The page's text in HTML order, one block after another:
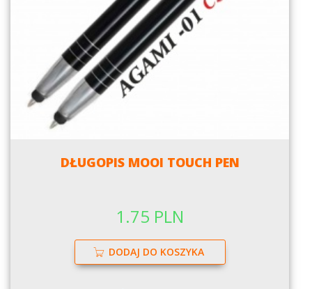
DŁUGOPIS MOOI TOUCH PEN
1.75 PLN
DODAJ DO KOSZYKA